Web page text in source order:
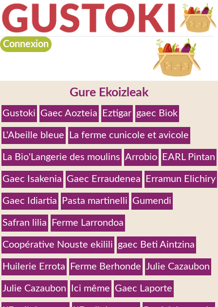
Connexion
Gure Ekoizleak
Gustoki Gaec Aozteia Eztigar gaec Biok
L'Abeille bleue La ferme cunicole et avicole
La Bio'Langerie des moulins Arrobio EARL Pintan
Gaec Isakenia Gaec Erraudenea Erramun Elichiry
Gaec Idiartia Pasta martinelli Gumendi
Safran lilia Ferme Larrondoa
Coopérative Nouste ekilili gaec Beti Aintzina
Huilerie Errota Ferme Berhonde Julie Cazaubon
Julie Cazaubon Ici même Gaec Laporte